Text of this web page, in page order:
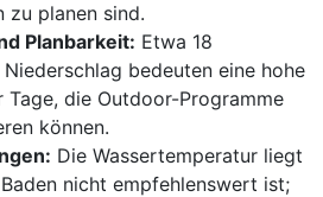
zu planen sind.
Planbarkeit: Etwa 18
bedeuten eine hohe
Tage, die Outdoor-Programme
können.
Die Wassertemperatur liegt
nicht empfehlenswert ist;